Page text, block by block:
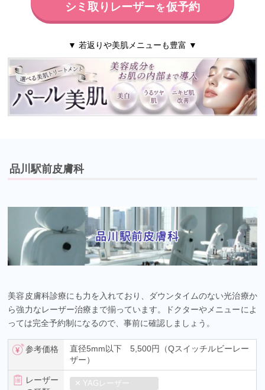
シミ取りレーザーを仮予約
▼ 若返りや美肌メニューも豊富 ▼
品川駅前皮膚科
美容皮膚科診療にも力を入れており、ダウンタイムのない光治療か
ら強力なレーザー治療まで揃っています。ドクターやメニューによ
っては完全予約制になるので、事前に確認しましょう。
参考価格
直径5mm以下 5,500円（Qスイッチルビーレー
ザー）
レーザー
YAGレーザー